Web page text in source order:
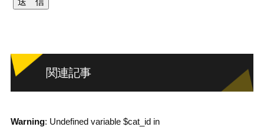
関連記事
Warning: Undefined variable $cat_id in